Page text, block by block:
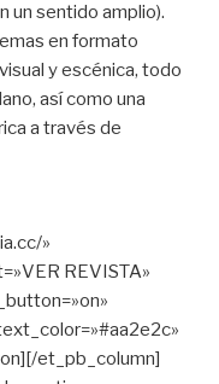
un sentido amplio).
en formato
y escénica, todo
así como una
a través de
»
REVISTA»
et_pb_column]